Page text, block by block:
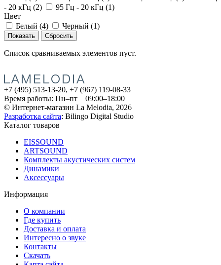
- 20 кГц (2) 95 Гц - 20 кГц (1)
Цвет
Белый (4) Черный (1)
Список сравниваемых элементов пуст.
+7 (495) 513-13-20, +7 (967) 119-08-33
Время работы: Пн–пт 09:00–18:00
© Интернет-магазин La Melodia, 2026
Разработка сайта: Bilingo Digital Studio
Каталог товаров
EISSOUND
ARTSOUND
Комплекты акустических систем
Динамики
Аксессуары
Информация
О компании
Где купить
Доставка и оплата
Интересно о звуке
Контакты
Скачать